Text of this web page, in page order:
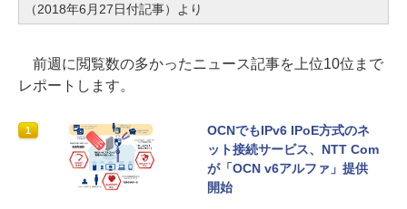
（2018年6月27日付記事）より
前週に閲覧数の多かったニュース記事を上位10位まで
レポートします。
1
OCNでもIPv6 IPoE方式のネ
ット接続サービス、NTT Com
が「OCN v6アルファ」提供
開始